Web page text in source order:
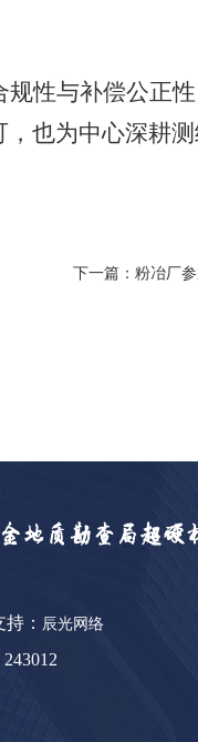
性与补偿公正
，也为中心深耕测
下一篇：粉冶厂
： 辰光网络